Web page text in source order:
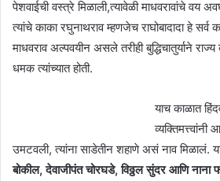
पेशवाईची वस्त्रे मिळाली,त्यावेळी माधवरावांचे वय
त्यांचे काका रघुनाथराव म्हणजेच राघोबादादा हे सर्व
माधवराव अल्पवयीन असले तरीही बुद्धिचातुर्याने
धमक त्यांच्यात होती.
याच काळात
व्यक्तिमत्त्वांनी
उमटवली, त्यांना साडेतीन शहाणे असं नाव मिळालं.
बोकील, देवाजीपंत चोरघडे, विठ्ठल सुंदर आणि नाना